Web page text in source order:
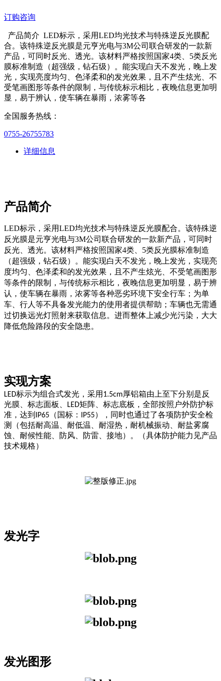
订购咨询
产品简介 LED标示，采用LED均光技术与特殊逆反光膜配
合。该特殊逆反光膜是元亨光电与3M公司联合研发的一款新
产品，可同时反光、透光。该材料严格按照国家4类、5类反光
膜标准制造（超强级，钻石级）。能实现白天不发光，晚上发
光，实现亮度均匀、色泽柔和的发光效果，且不产生炫光、不
受笔画图形等条件的限制，与传统标示相比，夜晚信息更加明
显，易于辨认，使车辆在暴雨，浓雾等各
全国服务热线：
0755-26755783
详细信息
产品简介
LED标示，采用LED均光技术与特殊逆反光膜配合。该特殊逆
反光膜是元亨光电与3M公司联合研发的一款新产品，可同时
反光、透光。该材料严格按照国家4类、 5类反光膜标准制造
（超强级，钻石级）。能实现白天不发光，晚上发光，实现亮
度均匀、色泽柔和的发光效果，且不产生炫光、不受笔画图形
等条件的限制，与传统标示相比，夜晚信息更加明显，易于辨
认，使车辆在暴雨，浓雾等各种恶劣环境下安全行车；为单
车、行人等不具备发光能力的使用者提供帮助；车辆也无需通
过切换远光灯照射来获取信息。进而整体上减少光污染，大大
降低危险路段的安全隐患。
实现方案
LED标示为组合式发光，采用 1.5cm厚铝箱由上至下分别是反
光膜、标志面板、
LED矩阵、标志底板，全部按照户外防护标
准，达到
IP65 （国标： IP55），同时也通过了各项防护安全检
测（包括耐高温、耐低温、耐湿热，耐机械振动、耐盐雾腐
蚀、耐候性能、防风、防雷、接地）。（具体防护能力见产品
技术规格）
发光字
发光图形